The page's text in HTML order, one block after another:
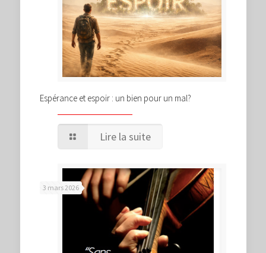
Espérance et espoir : un bien pour un mal?
Lire la suite
3 mars 2026